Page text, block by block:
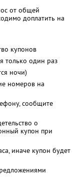
от общей
доплатить на
купонов
только один раз
ночи)
номеров на
сообщите
о
купон при
иначе купон будет